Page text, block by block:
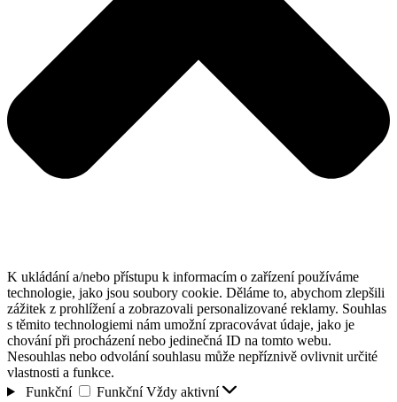
K ukládání a/nebo přístupu k informacím o zařízení používáme
technologie, jako jsou soubory cookie. Děláme to, abychom zlepšili
zážitek z prohlížení a zobrazovali personalizované reklamy. Souhlas
s těmito technologiemi nám umožní zpracovávat údaje, jako je
chování při procházení nebo jedinečná ID na tomto webu.
Nesouhlas nebo odvolání souhlasu může nepříznivě ovlivnit určité
vlastnosti a funkce.
Funkční
Funkční Vždy aktivní